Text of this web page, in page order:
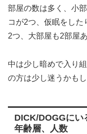
部屋の数は多く、小
コが2つ、仮眠をし
2つ、大部屋も2部屋
中は少し暗めで入り
の方は少し迷うかもし
DICK/DOGGにい
年齢層、人数